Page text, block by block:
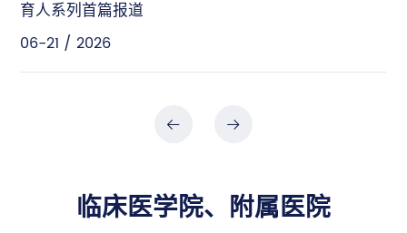
医智慧
06-18 / 2026
临床医学院、附属医院